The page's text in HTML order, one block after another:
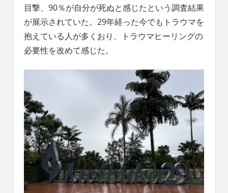
目撃、90％が自分が死ぬと感じたという調査結果
が展示されていた。29年経った今でもトラウマを
抱えている人が多くおり、トラウマヒーリングの
必要性を改めて感じた。